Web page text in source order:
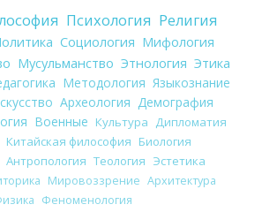
Психология Религия
Социология Мифология
Мусульманство Этнология Этика
Методология Языкознание
Археология Демография
Военные Культура
Дипломатия
Китайская философия Биология
Антропология Теология Эстетика
Мировоззрение Архитектура
Феноменология